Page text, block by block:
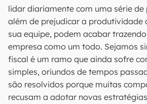
lidar diariamente com uma série de
além de prejudicar a produtividade
sua equipe, podem acabar
empresa como um todo. Sejamos
fiscal é um ramo que ainda sofre
simples, oriundos de tempos
são resolvidos porque muitas
recusam a adotar novas